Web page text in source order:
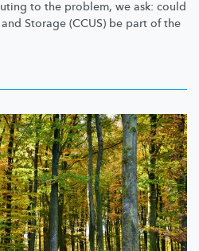
to the problem, we ask: could
Storage (CCUS) be part of the